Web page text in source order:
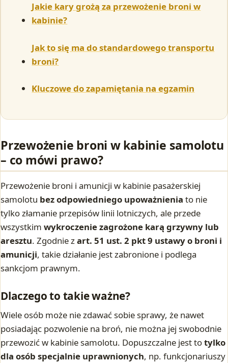
Jakie kary grożą za przewożenie broni w
kabinie?
Jak to się ma do standardowego transportu
broni?
Kluczowe do zapamiętania na egzamin
Przewożenie broni w kabinie samolotu
– co mówi prawo?
Przewożenie broni i amunicji w kabinie pasażerskiej
samolotu bez odpowiedniego upoważnienia to nie
tylko złamanie przepisów linii lotniczych, ale przede
wszystkim wykroczenie zagrożone karą grzywny lub
aresztu. Zgodnie zart. 51 ust. 2 pkt 9 ustawy o broni i
amunicji, takie działanie jest zabronione i podlega
sankcjom prawnym.
Dlaczego to takie ważne?
Wiele osób może nie zdawać sobie sprawy, że nawet
posiadając pozwolenie na broń, nie można jej swobodnie
przewozić w kabinie samolotu. Dopuszczalne jest totylko
dla osób specjalnie uprawnionych, np. funkcjonariuszy